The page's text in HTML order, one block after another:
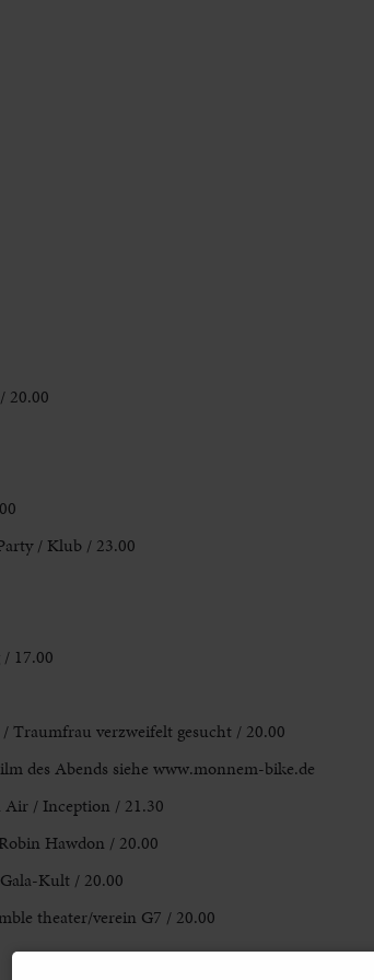
20.00
/ Klub / 23.00
17.00
Traumfrau verzweifelt gesucht / 20.00
des Abends siehe www.monnem-bike.de
/ Inception / 21.30
Hawdon / 20.00
Kult / 20.00
theater/verein G7 / 20.00